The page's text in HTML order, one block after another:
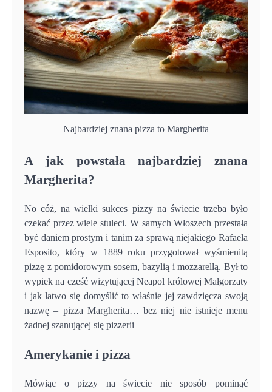
Najbardziej znana pizza to Margherita
A jak powstała najbardziej znana
Margherita?
No cóż, na wielki sukces pizzy na świecie trzeba było
czekać przez wiele stuleci. W samych Włoszech przestała
być daniem prostym i tanim za sprawą niejakiego Rafaela
Esposito, który w 1889 roku przygotował wyśmienitą
pizzę z pomidorowym sosem, bazylią i mozzarellą. Był to
wypiek na cześć wizytującej Neapol królowej Małgorzaty
i jak łatwo się domyślić to właśnie jej zawdzięcza swoją
nazwę – pizza Margherita… bez niej nie istnieje menu
żadnej szanującej się pizzerii
Amerykanie i pizza
Mówiąc o pizzy na świecie nie sposób pominąć